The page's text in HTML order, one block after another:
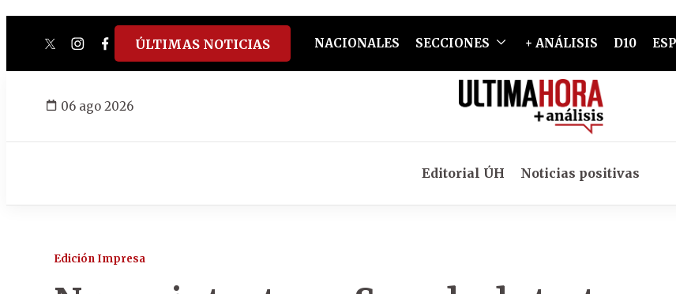
twitterinstagram
facebook
tiktokyoutube
spotify
ÚLTIMAS NOTICIAS NACIONALES SECCIONES + ANÁLISIS D10
06 ago 2026
Editorial ÚH Noticias positivas
Edición Impresa